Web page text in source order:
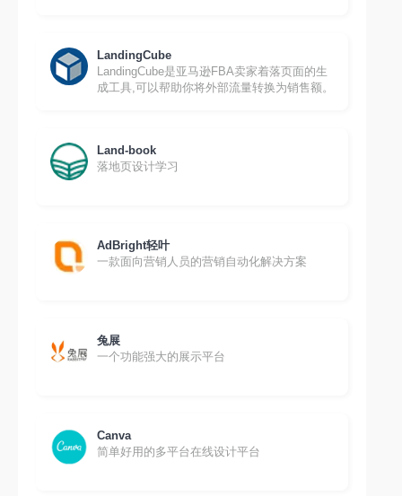
LandingCube
LandingCube是亚马逊FBA卖家着落页面的生
成工具,可以帮助你将外部流量转换为销售额。
Land-book
落地页设计学习
AdBright轻叶
一款面向营销人员的营销自动化解决方案
兔展
一个功能强大的展示平台
Canva
简单好用的多平台在线设计平台